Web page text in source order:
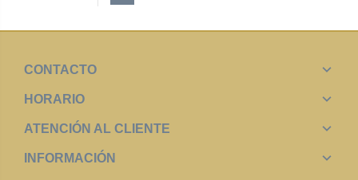
CONTACTO
HORARIO
ATENCIÓN AL CLIENTE
INFORMACIÓN